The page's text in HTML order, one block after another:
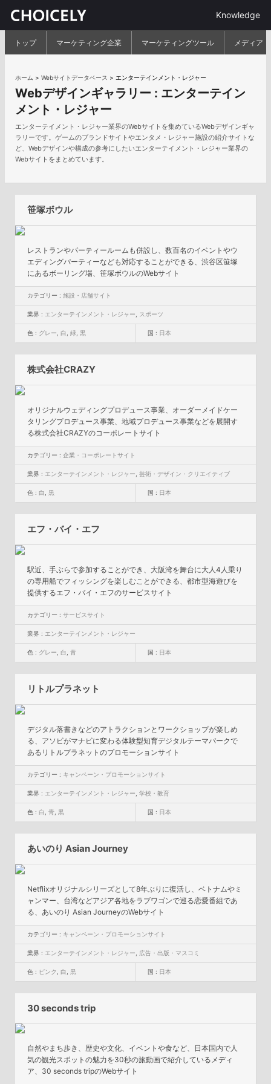
Knowledge
トップ マーケティング企業 マーケティングツール メディア
ホーム >Webサイトデータベース > エンターテインメント・レジャー
Webデザインギャラリー : エンターテイン
メント・レジャー
エンターテイメント・レジャー業界のWebサイトを集めているWebデザインギャ
ラリーです。ゲームのブランドサイトやエンタメ・レジャー施設の紹介サイトな
ど、Webデザインや構成の参考にしたいエンターテイメント・レジャー業界の
Webサイトをまとめています。
笹塚ボウル
レストランやパーティールームも併設し、数百名のイベントやウ
エディングパーティーなども対応することができる、渋谷区笹塚
にあるボーリング場、笹塚ボウルのWebサイト
カテゴリー :施設・店舗サイト
業界 : エンターテインメント・レジャー スポーツ
色 : グレー ,白 ,緑 ,黒 国 : 日本
株式会社CRAZY
オリジナルウェディングプロデュース事業、オーダーメイドケー
タリングプロデュース事業、地域プロデュース事業などを展開す
る株式会社CRAZYのコーポレートサイト
カテゴリー :企業・コーポレートサイト
業界 : エンターテインメント・レジャー ,芸術・デザイン・クリエイティブ
色 :白 ,黒 国 : 日本
エフ・バイ・エフ
駅近、手ぶらで参加することができ、大阪湾を舞台に大人4人乗り
の専用船でフィッシングを楽しむことができる、都市型海遊びを
提供するエフ・バイ・エフのサービスサイト
カテゴリー :サービスサイト
業界 : エンターテインメント・レジャー
色 : グレー ,白 ,青 国 : 日本
リトルプラネット
デジタル落書きなどのアトラクションとワークショップが楽しめ
る、アソビがマナビに変わる体験型知育デジタルテーマパークで
あるリトルプラネットのプロモーションサイト
カテゴリー : キャンペーン・プロモーションサイト
業界 : エンターテインメント・レジャー ,学校・教育
色 :白 ,青 ,黒 国 : 日本
あいのり Asian Journey
Netflixオリジナルシリーズとして8年ぶりに復活し、ベトナムやミ
ャンマー、台湾などアジア各地をラブワゴンで巡る恋愛番組であ
る、あいのり Asian JourneyのWebサイト
カテゴリー : キャンペーン・プロモーションサイト
業界 : エンターテインメント・レジャー 広告・出版・マスコミ
色 : ピンク ,白 ,黒 国 : 日本
30 seconds trip
自然やまち歩き、歴史や文化、イベントや食など、日本国内で人
気の観光スポットの魅力を30秒の旅動画で紹介しているメディ
ア、30 seconds tripのWebサイト